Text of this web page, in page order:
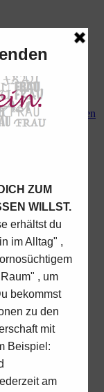
Partner, der
in anderen Bereichen